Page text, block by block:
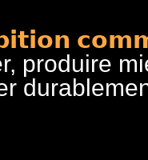
produire